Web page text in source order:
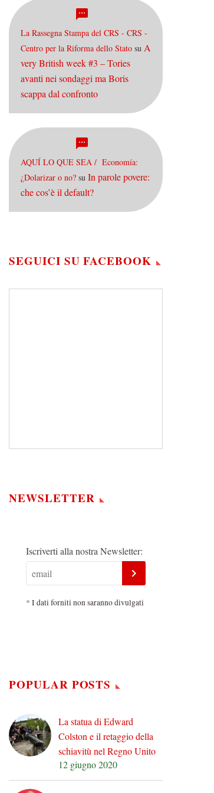
La Rassegna Stampa del CRS - CRS -
Centro per la Riforma dello Stato su A
very British week #3 – Tories
avanti nei sondaggi ma Boris
scappa dal confronto
AQUÍ LO QUE SEA / Economía:
¿Dolarizar o no? su In parole povere:
che cos’è il default?
SEGUICI SU FACEBOOK
NEWSLETTER
Iscriverti alla nostra Newsletter:
* I dati forniti non saranno divulgati
POPULAR POSTS
La statua di Edward
Colston e il retaggio della
schiavitù nel Regno Unito
12 giugno 2020